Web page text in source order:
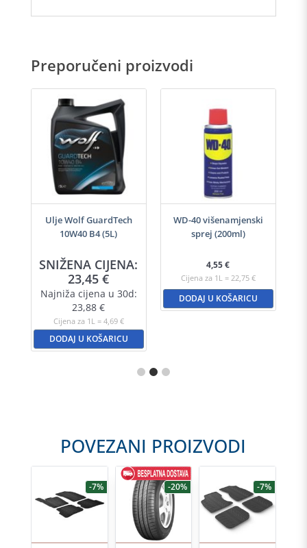
Preporučeni proizvodi
Ulje Wolf GuardTech
10W40 B4 (5L)
SNIŽENA CIJENA:
23,45€
Najniža cijena u 30d:
23,88€
Cijena za 1L = 4,69 €
DODAJ U KOŠARICU
WD-40 višenamjenski
sprej (200ml)
4,55€
Cijena za 1L = 22,75 €
DODAJ U KOŠARICU
POVEZANI PROIZVODI
-7% -20% -7%